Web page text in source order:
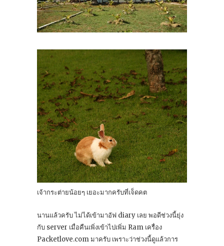
เจ้ากระต่ายน้อยๆ เยอะมากครับที่เจ็ดคต
นานแล้วครับ ไม่ได้เข้ามาอัฟ diary เลย พอดีช่วงนี้ยุ่ง
กับ server เมื่อคืนเพิ่งเข้าไปเพิ่ม Ram เครื่อง
Packetlove.com มาครับ เพราะว่าช่วงนี้ดูแล้วการ